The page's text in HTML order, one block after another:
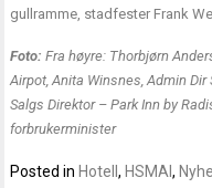
gullramme, stadfester Frank
Foto: Fra høyre: Thorbjørn
Airpot, Anita Winsnes, Admin Dir
Salgs Direktor – Park Inn by
forbrukerminister
Posted in Hotell, HSMAI,